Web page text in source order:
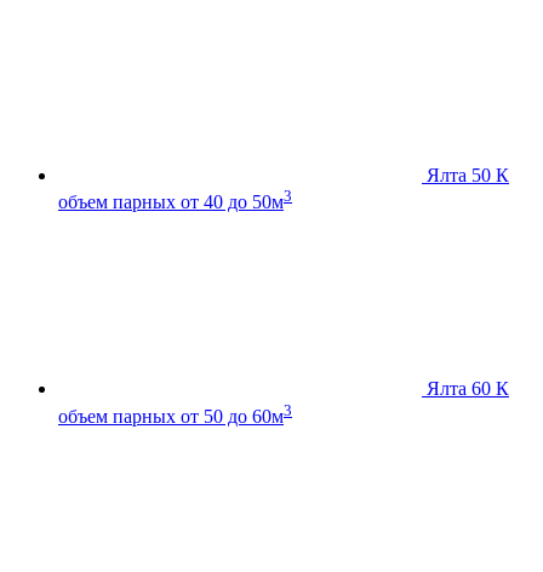
Ялта 50 К
объем парных от 40 до 50м3
Ялта 60 К
объем парных от 50 до 60м3